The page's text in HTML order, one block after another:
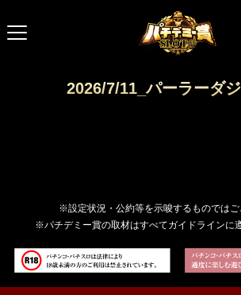
2026/7/11_パーラーダ
※設定状況・公約等を示唆するものではご
※パチデミー賞の取材はすべてガイドラインに